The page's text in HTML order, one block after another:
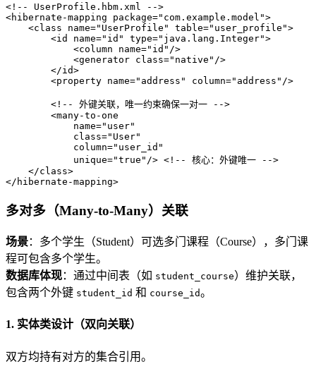
<!-- UserProfile.hbm.xml -->
<hibernate-mapping package="com.example.model">
<class name="UserProfile" table="user_profile">
<id name="id" type="java.lang.Integer">
<column name="id" />
<generator class="native" />
</id>
<property name="address" column="address" />
<!-- 外键关联，唯一约束确保一对一 -->
<many-to-one
name="user"
class="User"
column="user_id"
unique="true" /> <!-- 核心：外键唯一 -->
</class>
</ hibernate-mapping>
多对多（Many-to-Many）关联
场景：多个学生（Student）可选多门课程（Course），多门课
程可包含多个学生。
数据库体现：通过中间表（如 student_course）维护关联，
包含两个外键 student_id 和 course_id。
1. 实体类设计（双向关联）
双方均持有对方的集合引用。